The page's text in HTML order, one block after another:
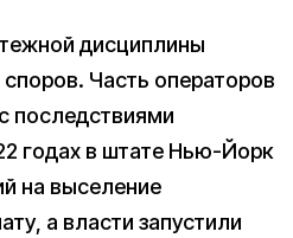
дисциплины
Часть операторов
последствиями
годах в штате Нью-Йорк
на выселение
а власти запустили